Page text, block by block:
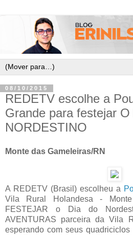
08/10/2015
REDETV escolhe a
Grande para festejar
NORDESTINO
Monte das Gameleiras/RN
A REDETV (Brasil) escolheu a
Vila Rural Holandesa -
FESTEJAR o Dia do
AVENTURAS parceira da Vila
esperando com seus